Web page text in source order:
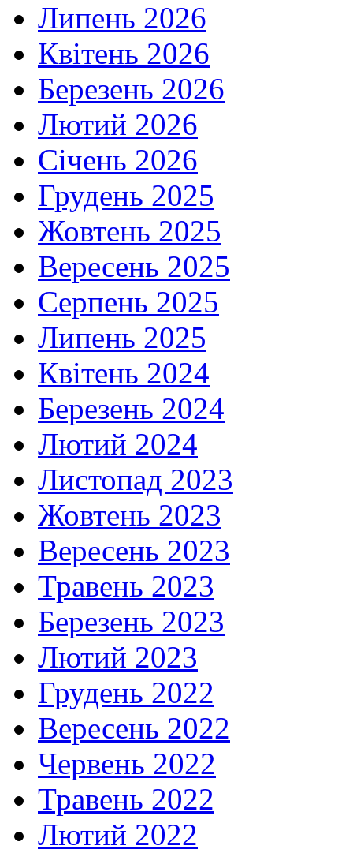
Липень 2026
Квітень 2026
Березень 2026
Лютий 2026
Січень 2026
Грудень 2025
Жовтень 2025
Вересень 2025
Серпень 2025
Липень 2025
Квітень 2024
Березень 2024
Лютий 2024
Листопад 2023
Жовтень 2023
Вересень 2023
Травень 2023
Березень 2023
Лютий 2023
Грудень 2022
Вересень 2022
Червень 2022
Травень 2022
Лютий 2022